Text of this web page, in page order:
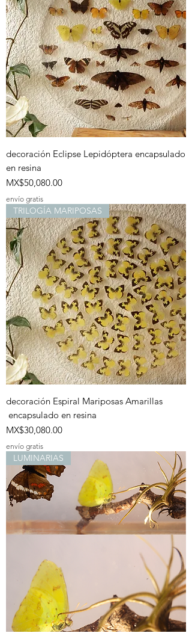
decoración Eclipse Lepidóptera encapsulado
en resina
Price
MX$50,080.00
envío gratis
TRILOGÍA MARIPOSAS
decoración Espiral Mariposas Amarillas
encapsulado en resina
Price
MX$30,080.00
envío gratis
LUMINARIAS